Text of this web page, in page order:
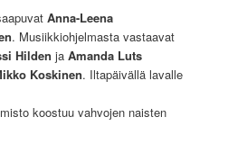
Anna-Leena
. Musiikkiohjelmasta vastaavat
Hilden jaAmanda Luts
Koskinen. Iltapäivällä lavalle
koostuu vahvojen naisten